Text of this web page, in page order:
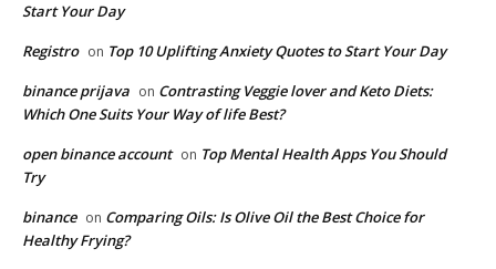
Start Your Day
Registro on Top 10 Uplifting Anxiety Quotes to Start Your Day
binance prijava on Contrasting Veggie lover and Keto Diets:
Which One Suits Your Way of life Best?
open binance account on Top Mental Health Apps You Should
Try
binance on Comparing Oils: Is Olive Oil the Best Choice for
Healthy Frying?